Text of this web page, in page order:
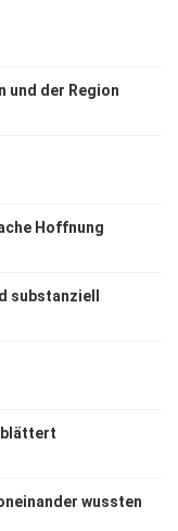
und der Region
Hoffnung
substanziell
wussten